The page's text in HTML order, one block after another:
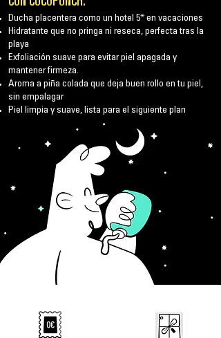
Ducha placentera como un hotel 5* en vacaciones
Hidratante que no pringa ni reseca, perfecta tras la
playa
Exfoliación suave para evitar piel apagada y
mantener firmeza.
Aroma a piña colada que deja buen rollo en tu piel,
sin empalagar
Piel limpia y suave, lista para el siguiente plan